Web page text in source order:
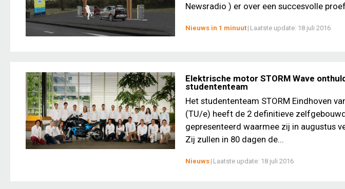
Newsradio ) er over een succesvolle
Nieuws in 1 minuut | Laatste update: 18 juli 2016
Elektrische motor STORM Wave
studententeam
Het studententeam STORM Eindhoven
(TU/e) heeft de 2 definitieve
gepresenteerd waarmee zij in augustus
Zij zullen in 80 dagen de...
Nieuws | Laatste update: 18 juli 2016